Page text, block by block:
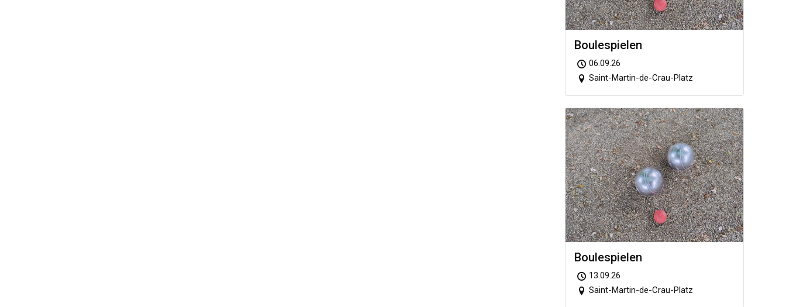
Boule­spie­len
06.09.26
Saint-Martin-de-Crau-Platz
Boule­spie­len
13.09.26
Saint-Martin-de-Crau-Platz